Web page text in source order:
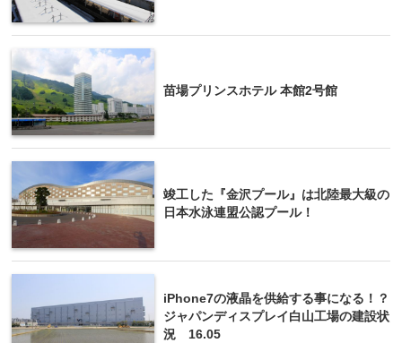
苗場プリンスホテル 本館2号館
竣工した『金沢プール』は北陸最大級の
日本水泳連盟公認プール！
iPhone7の液晶を供給する事になる！？
ジャパンディスプレイ白山工場の建設状
況 16.05